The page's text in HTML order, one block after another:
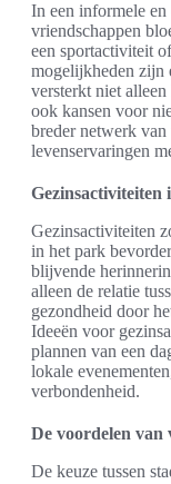
In een informele
vriendschappen
een sportactiviteit
mogelijkheden zijn
versterkt niet
ook kansen voor
breder netwerk
levenservaringen
Gezinsactiviteiten
Gezinsactiviteiten
in het park
blijvende
alleen de relatie
gezondheid door
Ideeën voor
plannen van een
lokale
verbondenheid.
De voordelen van
De keuze tussen